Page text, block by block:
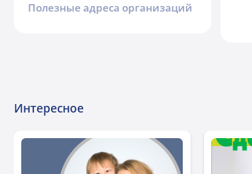
Полезные адреса организаций
Интересное